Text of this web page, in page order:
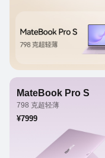
MateBook Pro S
798 克超轻薄
3.1K 柔性 OLED 触控屏
鸿蒙 AI
¥7999